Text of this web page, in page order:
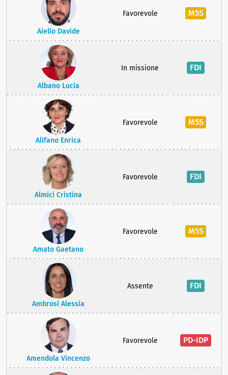
Aiello Davide
Favorevole M5S
Albano Lucia
In missione FDI
Alifano Enrica
Favorevole M5S
Almici Cristina
Favorevole FDI
Amato Gaetano
Favorevole M5S
Ambrosi Alessia
Assente FDI
Amendola Vincenzo
Favorevole PD-IDP